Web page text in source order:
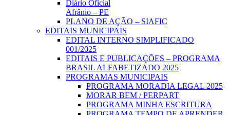
Diário Oficial
Afrânio – PE
PLANO DE AÇÃO – SIAFIC
EDITAIS MUNICIPAIS
EDITAL INTERNO SIMPLIFICADO
001/2025
EDITAIS E PUBLICAÇÕES – PROGRAMA
BRASIL ALFABETIZADO 2025
PROGRAMAS MUNICIPAIS
PROGRAMA MORADIA LEGAL 2025
MORAR BEM / PERPART
PROGRAMA MINHA ESCRITURA